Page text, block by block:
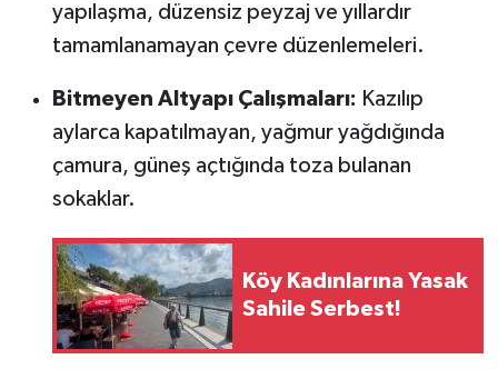
yapılaşma, düzensiz peyzaj ve yıllardır
tamamlanamayan çevre düzenlemeleri.
Bitmeyen Altyapı Çalışmaları: Kazılıp
aylarca kapatılmayan, yağmur yağdığında
çamura, güneş açtığında toza bulanan
sokaklar.
Köy Kadınlarına Yasak
Sahile Serbest!